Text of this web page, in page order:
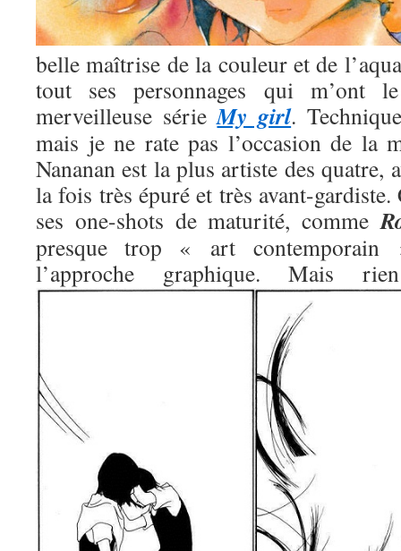
belle maîtrise de la couleur et de
tout ses personnages qui m’ont
merveilleuse sérieMy girl.
mais je ne rate pas l’occasion de la
Nananan est la plus artiste des quatre,
la fois très épuré et très avant-
ses one-shots de maturité, comme
presque trop « art contemporain
l’approche graphique. Mais